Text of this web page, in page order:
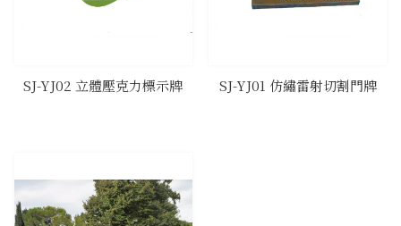
SJ-YJ02 立體壓克力標示牌 SJ-YJ01 仿繡雷射切割門牌